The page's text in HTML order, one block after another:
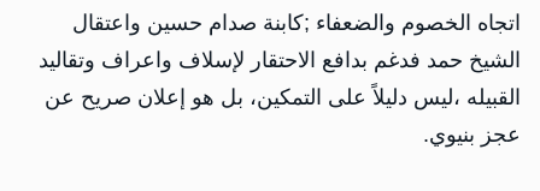
اتجاه الخصوم والضعفاء ;كابنة صدام حسين واعتقال
الشيخ حمد فدغم بدافع الاحتقار لإسلاف واعراف وتقاليد
القبيله ،ليس دليلاً على التمكين، بل هو إعلان صريح عن
عجز بنيوي.